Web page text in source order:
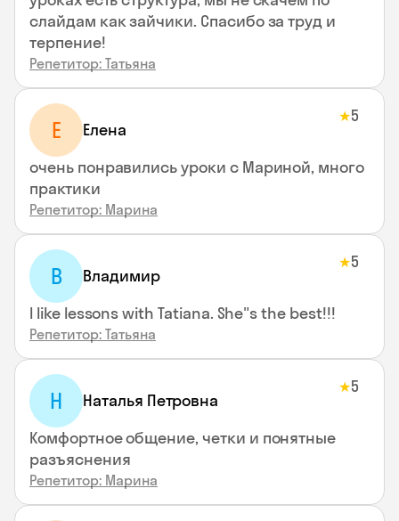
слайдам как зайчики. Спасибо за труд и
терпение!
Репетитор: Татьяна
Е Елена
★5
очень понравились уроки с Мариной, много
практики
Репетитор: Марина
В Владимир
★5
I like lessons with Tatiana. She"s the best!!!
Репетитор: Татьяна
Н Наталья Петровна
★5
Комфортное общение, четки и понятные
разъяснения
Репетитор: Марина